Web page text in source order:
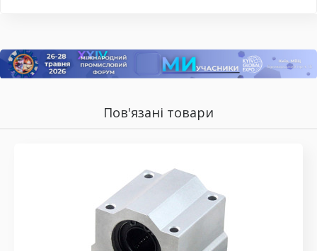
Пов'язані товари